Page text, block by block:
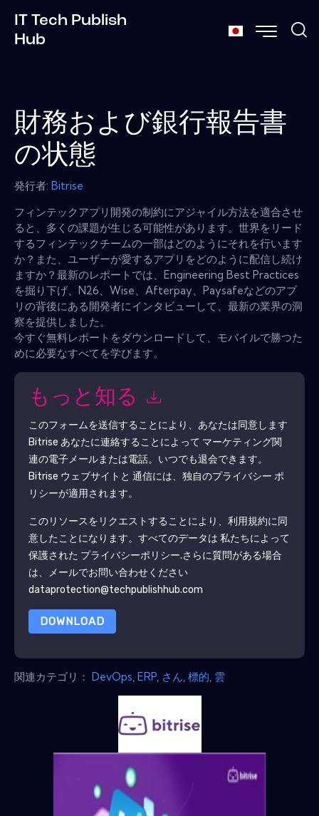
IT Tech Publish
Hub
財務および銀行報告書
の状態
発行者: Bitrise
フィンテックアプリ開発の制約にアジャイル方法を適合させ
ると、多くの課題が生じる可能性があります。世界をリード
するフィンテックチームの一部はどのようにそれを行います
か？また、ユーザーが愛するアプリをどのように配信し続け
ますか？最新のレポートでは、Engineering Best Practices
を掘り下げ、N26、Wise、Afterpay、Paysafeなどのアプ
リの背後にある開発者にインタビューして、最新の業界の洞
察を提供しました。
今すぐ無料レポートをダウンロードして、モバイルで勝つた
めに必要なすべてを学びます。
もっと知る
このフォームを送信することにより、あなたは同意します
Bitrise あなたに連絡することによって マーケティング関
連の電子メールまたは電話。いつでも退会できます。
Bitrise ウェブサイトと 通信には、独自のプライバシー ポ
リシーが適用されます。
このリソースをリクエストすることにより、利用規約に同
意したことになります。すべてのデータは 私たちによって
保護された プライバシーポリシー.さらに質問がある場合
は、メールでお問い合わせください
dataprotection@techpublishhub.com
DOWNLOAD
関連カテゴリ： DevOps ERP さん 標的 雲